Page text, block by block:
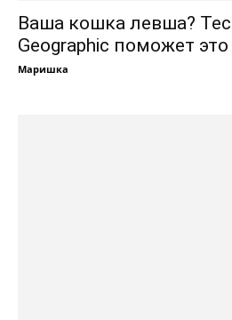
Ваша кошка левша?
Geographic поможет это
Маришка